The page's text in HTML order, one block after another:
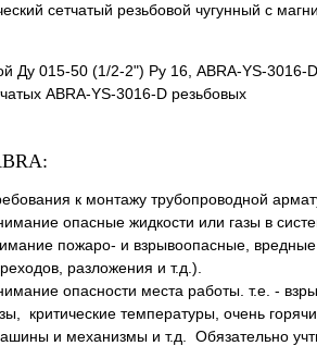
сетчатый резьбовой чугунный с
Ду 015-50 (1/2-2") Ру 16, ABRA-YS-3016-
ABRA-YS-3016-D резьбовых
к монтажу трубопроводной
опасные жидкости или газы в
пожаро- и взрывоопасные, вредные
разложения и т.д.).
опасности места работы. т.е. -
критические температуры, очень
и механизмы и т.д. Обязательно